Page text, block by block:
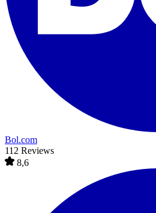
Bol.com
112 Reviews
8,6